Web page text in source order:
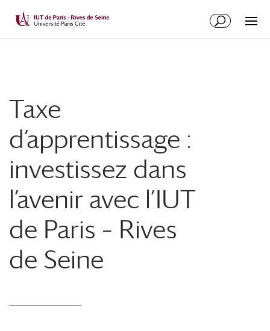
Taxe
d’apprentissage :
investissez dans
l’avenir avec l’IUT
de Paris – Rives
de Seine